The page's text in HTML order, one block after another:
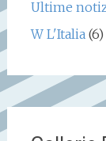
Ultime
W L'Italia(6)